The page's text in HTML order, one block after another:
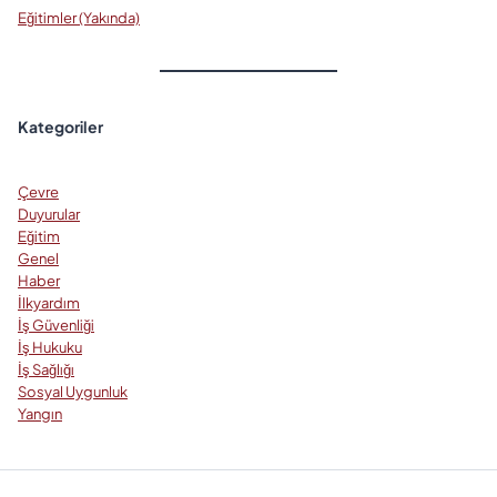
Eğitimler (Yakında)
Kategoriler
Çevre
Duyurular
Eğitim
Genel
Haber
İlkyardım
İş Güvenliği
İş Hukuku
İş Sağlığı
Sosyal Uygunluk
Yangın